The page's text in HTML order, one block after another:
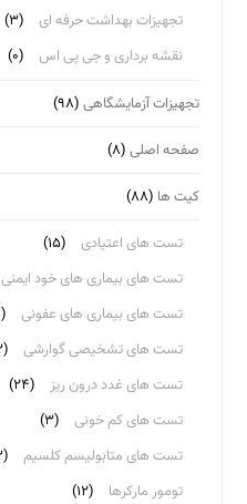
تجهیزات بهداشت حرفه ای
(۳)
نقشه برداری و جی پی اس
(۰)
تجهیزات آزمایشگاهی (۹۸)
صفحه اصلی (۸)
کیت ها (۸۸)
تست های اعتیادی
(۱۵)
تست های بیماری های خود ایمنی
تست های بیماری های عفونی
(۲۰)
تست های تشخیصی گوارشی
(۳)
تست های غدد درون ریز
(۲۴)
تست های کم خونی
(۳)
تست های متابولیسم کلسیم
(۳)
تومور مارکرها
(۱۲)